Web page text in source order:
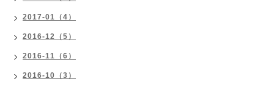
2017-01（4）
2016-12（5）
2016-11（6）
2016-10（3）